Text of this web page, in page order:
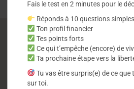
Vivre sans
Sortir de la dette et
Fais le test en 2 minutes pour le
Réponds à 10 questions
Ton profil financier
Tes points forts
Ce qui t’empêche (encore) de
Ta prochaine étape vers la
Tu vas être surpris(e) de ce que
sur toi.